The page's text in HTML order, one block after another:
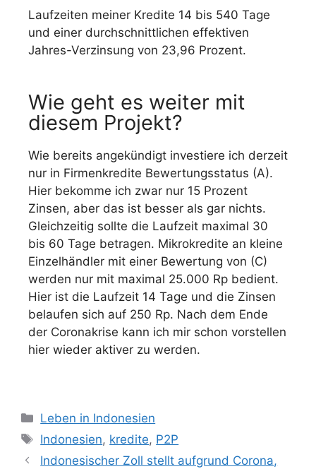
Laufzeiten meiner Kredite 14 bis 540 Tage
und einer durchschnittlichen effektiven
Jahres-Verzinsung von 23,96 Prozent.
Wie geht es weiter mit
diesem Projekt?
Wie bereits angekündigt investiere ich derzeit
nur in Firmenkredite Bewertungsstatus (A).
Hier bekomme ich zwar nur 15 Prozent
Zinsen, aber das ist besser als gar nichts.
Gleichzeitig sollte die Laufzeit maximal 30
bis 60 Tage betragen. Mikrokredite an kleine
Einzelhändler mit einer Bewertung von (C)
werden nur mit maximal 25.000 Rp bedient.
Hier ist die Laufzeit 14 Tage und die Zinsen
belaufen sich auf 250 Rp. Nach dem Ende
der Coronakrise kann ich mir schon vorstellen
hier wieder aktiver zu werden.
Leben in Indonesien
Indonesien, kredite, P2P
Indonesischer Zoll stellt aufgrund Corona,